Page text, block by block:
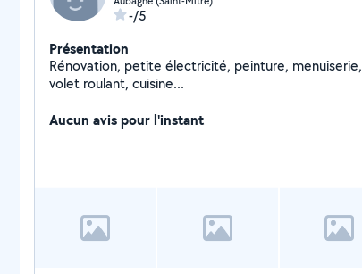
-/5
Présentation
Rénovation, petite électricité, peinture, menuiserie,
volet roulant, cuisine...
Aucun avis pour l'instant